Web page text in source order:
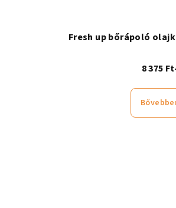
Fresh up bőrápoló
8 375